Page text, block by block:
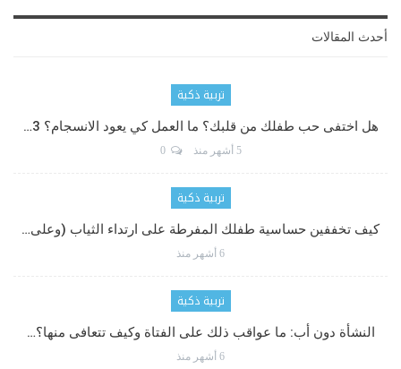
أحدث المقالات
تربية ذكية
هل اختفى حب طفلك من قلبك؟ ما العمل كي يعود الانسجام؟ 3…
5 أشهر منذ 0
تربية ذكية
كيف تخففين حساسية طفلك المفرطة على ارتداء الثياب (وعلى…
6 أشهر منذ
تربية ذكية
النشأة دون أب: ما عواقب ذلك على الفتاة وكيف تتعافى منها؟…
6 أشهر منذ